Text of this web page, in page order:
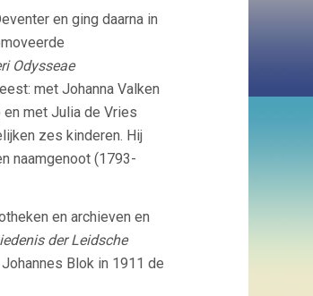
en ging daarna in
Odysseae
met Johanna Valken
met Julia de Vries
zes kinderen. Hij
naamgenoot (1793-
en archieven en
der Leidsche
Blok in 1911 de